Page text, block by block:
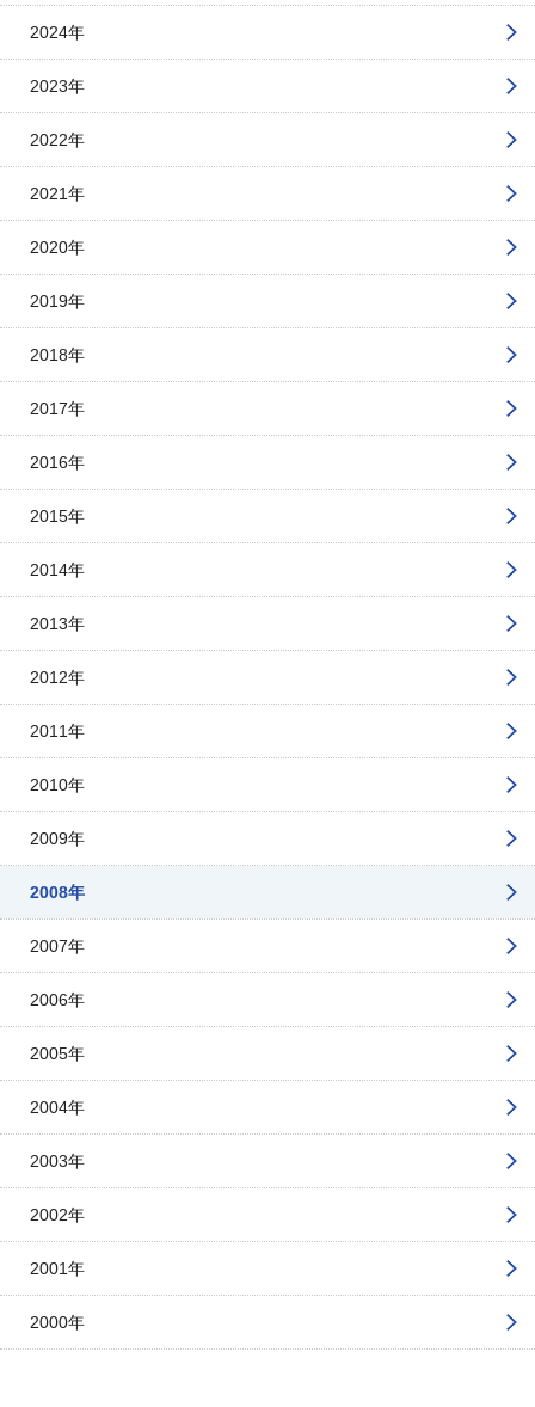
2024年
2023年
2022年
2021年
2020年
2019年
2018年
2017年
2016年
2015年
2014年
2013年
2012年
2011年
2010年
2009年
2008年
2007年
2006年
2005年
2004年
2003年
2002年
2001年
2000年